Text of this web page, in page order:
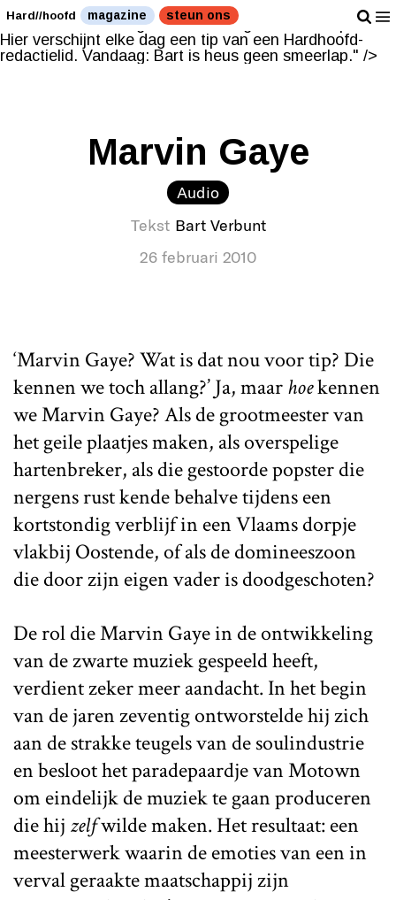
Hier verschijnt elke dag een tip van een Hardhoofd-
redactielid. Vandaag: Bart is heus geen smeerlap." />
Hier verschijnt elke dag een tip van een Hardhoofd-
redactielid. Vandaag: Bart is heus geen smeerlap." />
Hard//hoofd magazine steun ons
Marvin Gaye
Audio
Tekst Bart Verbunt
26 februari 2010
‘Marvin Gaye? Wat is dat nou voor tip? Die
kennen we toch allang?’ Ja, maarhoekennen
we Marvin Gaye? Als de grootmeester van
het geile plaatjes maken, als overspelige
hartenbreker, als die gestoorde popster die
nergens rust kende behalve tijdens een
kortstondig verblijf in een Vlaams dorpje
vlakbij Oostende, of als de domineeszoon
die door zijn eigen vader is doodgeschoten?
De rol die Marvin Gaye in de ontwikkeling
van de zwarte muziek gespeeld heeft,
verdient zeker meer aandacht. In het begin
van de jaren zeventig ontworstelde hij zich
aan de strakke teugels van de soulindustrie
en besloot het paradepaardje van Motown
om eindelijk de muziek te gaan produceren
die hij zelfwilde maken. Het resultaat: een
meesterwerk waarin de emoties van een in
verval geraakte maatschappij zijn